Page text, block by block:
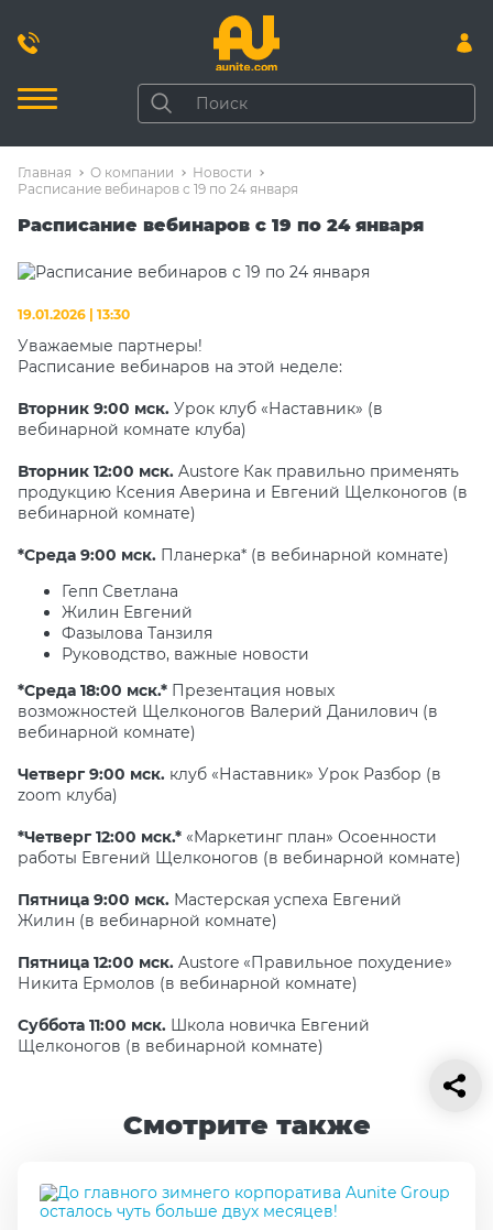
Главная О компании
Новости
Расписание вебинаров с 19 по 24 января
Расписание вебинаров с 19 по 24 января
19.01.2026 | 13:30
Уважаемые партнеры!
Расписание вебинаров на этой неделе:
Вторник 9:00 мск. Урок клуб «Наставник» (в
вебинарной комнате клуба)
Вторник 12:00 мск. Austore Как правильно применять
продукцию Ксения Аверина и Евгений Щелконогов (в
вебинарной комнате)
*Среда 9:00 мск. Планерка* (в вебинарной комнате)
Гепп Светлана
Жилин Евгений
Фазылова Танзиля
Руководство, важные новости
*Среда 18:00 мск.* Презентация новых
возможностей Щелконогов Валерий Данилович (в
вебинарной комнате)
Четверг 9:00 мск. клуб «Наставник» Урок Разбор (в
zoom клуба)
*Четверг 12:00 мск.* «Маркетинг план» Осоенности
работы Евгений Щелконогов (в вебинарной комнате)
Пятница 9:00 мск. Мастерская успеха Евгений
Жилин (в вебинарной комнате)
Пятница 12:00 мск. Austore «Правильное похудение»
Никита Ермолов (в вебинарной комнате)
Суббота 11:00 мск. Школа новичка Евгений
Щелконогов (в вебинарной комнате)
Смотрите также